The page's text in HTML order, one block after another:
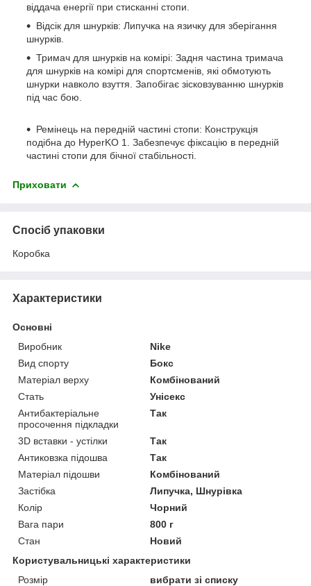
віддача енергії при стисканні стопи.
Відсік для шнурків: Липучка на язичку для зберігання
шнурків.
Тримач для шнурків на комірі: Задня частина тримача
для шнурків на комірі для спортсменів, які обмотують
шнурки навколо взуття. Запобігає зісковзуванню шнурків
під час бою.
Ремінець на передній частині стопи: Конструкція
подібна до HyperKO 1. Забезпечує фіксацію в передній
частині стопи для бічної стабільності.
Приховати
Спосіб упаковки
Коробка
Характеристики
Основні
Виробник
Nike
Вид спорту
Бокс
Матеріал верху
Комбінований
Стать
Унісекс
Антибактеріальне
просочення підкладки
Так
3D вставки - устілки
Так
Антиковзка підошва
Так
Матеріал підошви
Комбінований
Застібка
Липучка, Шнурівка
Колір
Чорний
Вага пари
800 г
Стан
Новий
Користувальницькі характеристики
Розмір
вибрати зі списку